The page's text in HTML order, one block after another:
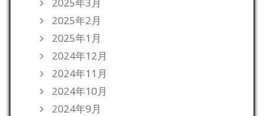
2025年2月
2025年1月
2024年12月
2024年11月
2024年10月
2024年9月